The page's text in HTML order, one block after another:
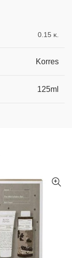
0.15 κ.
Korres
125ml